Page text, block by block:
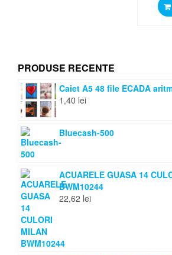
PRODUSE RECENTE
Caiet A5 48 file ECADA
1,40 lei
Bluecash-500
ACUARELE GUASA 14
BWM10244
22,62 lei